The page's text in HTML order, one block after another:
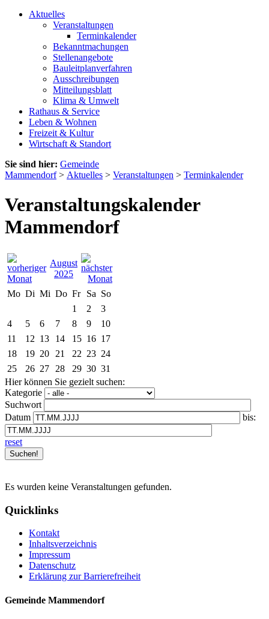
Aktuelles
Veranstaltungen
Terminkalender
Bekanntmachungen
Stellenangebote
Bauleitplanverfahren
Ausschreibungen
Mitteilungsblatt
Klima & Umwelt
Rathaus & Service
Leben & Wohnen
Freizeit & Kultur
Wirtschaft & Standort
Sie sind hier: Gemeinde
Mammendorf> Aktuelles > Veranstaltungen > Terminkalender
Veranstaltungskalender
Mammendorf
August
2025
Mo Di Mi Do Fr Sa So
1
2
3
4
5 6 7 8 9
10
11
12 13 14 15 16 17
18
19 20 21 22 23 24
25
26 27 28 29 30 31
Hier können Sie gezielt suchen:
Kategorie
Suchwort
Datum
bis:
reset
Es wurden keine Veranstaltungen gefunden.
Quicklinks
Kontakt
Inhaltsverzeichnis
Impressum
Datenschutz
Erklärung zur Barrierefreiheit
Gemeinde Mammendorf